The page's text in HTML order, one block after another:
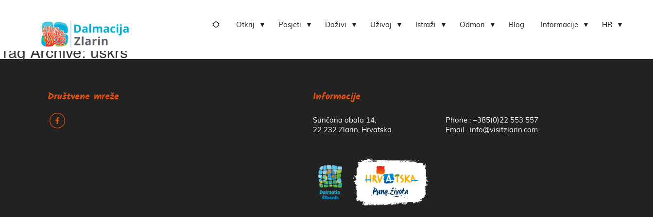
Otkrij Posjeti Doživi Uživaj Istraži Odmori Blog Informacije HR
Tag Archive: uskrs
Društvene mreže
k
Informacije
Sunčana obala 14,
22 232 Zlarin, Hrvatska
Phone : +385(0)22 553 557
Email : info@visitzlarin.com